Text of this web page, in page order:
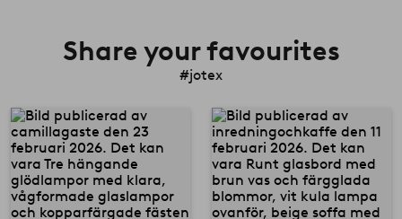
Share your favourites
#jotex